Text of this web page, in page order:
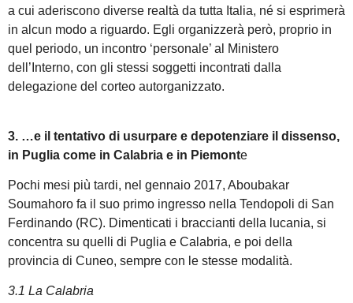
a cui aderiscono diverse realtà da tutta Italia, né si esprimerà
in alcun modo a riguardo. Egli organizzerà però, proprio in
quel periodo, un incontro ‘personale’ al Ministero
dell’Interno, con gli stessi soggetti incontrati dalla
delegazione del corteo autorganizzato.
3. …e il tentativo di usurpare e depotenziare il dissenso,
in Puglia come in Calabria e in Piemonte
Pochi mesi più tardi, nel gennaio 2017, Aboubakar
Soumahoro fa il suo primo ingresso nella Tendopoli di San
Ferdinando (RC). Dimenticati i braccianti della lucania, si
concentra su quelli di Puglia e Calabria, e poi della
provincia di Cuneo, sempre con le stesse modalità.
3.1 La Calabria